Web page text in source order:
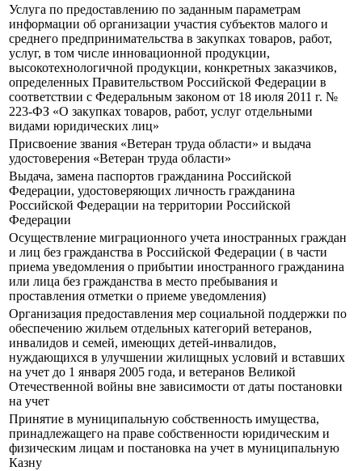
Услуга по предоставлению по заданным параметрам
информации об организации участия субъектов малого и
среднего предпринимательства в закупках товаров, работ,
услуг, в том числе инновационной продукции,
высокотехнологичной продукции, конкретных заказчиков,
определенных Правительством Российской Федерации в
соответствии с Федеральным законом от 18 июля 2011 г. №
223-ФЗ «О закупках товаров, работ, услуг отдельными
видами юридических лиц»
Присвоение звания «Ветеран труда области» и выдача
удостоверения «Ветеран труда области»
Выдача, замена паспортов гражданина Российской
Федерации, удостоверяющих личность гражданина
Российской Федерации на территории Российской
Федерации
Осуществление миграционного учета иностранных граждан
и лиц без гражданства в Российской Федерации ( в части
приема уведомления о прибытии иностранного гражданина
или лица без гражданства в место пребывания и
проставления отметки о приеме уведомления)
Организация предоставления мер социальной поддержки по
обеспечению жильем отдельных категорий ветеранов,
инвалидов и семей, имеющих детей-инвалидов,
нуждающихся в улучшении жилищных условий и вставших
на учет до 1 января 2005 года, и ветеранов Великой
Отечественной войны вне зависимости от даты постановки
на учет
Принятие в муниципальную собственность имущества,
принадлежащего на праве собственности юридическим и
физическим лицам и постановка на учет в муниципальную
Казну